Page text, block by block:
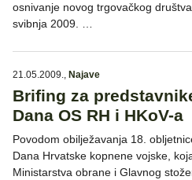
osnivanje novog trgovačkog
svibnja 2009. …
21.05.2009., Najave
Brifing za
Dana OS RH i HKoV-a
Povodom obilježavanja 18.
Dana Hrvatske kopnene vojske,
Ministarstva obrane i Glavnog